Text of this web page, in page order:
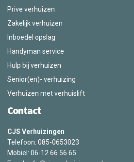
Prive verhuizen
Zakelijk verhuizen
Inboedel opslag
Handyman service
Hulp bij verhuizen
Senior(en)- verhuizing
Verhuizen met verhuislift
Contact
CJS Verhuizingen
Telefoon: 085-0653023
Mobiel: 06-12 66 56 65